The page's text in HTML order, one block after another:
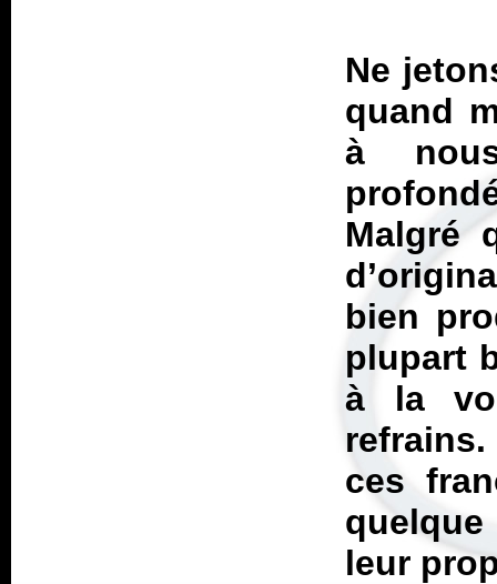
Ne
quand
à
Malgré
bien
plupart
à la
ces
quelque
leur